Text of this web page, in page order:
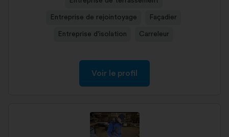
Entreprise de rejointoyage Façadier
Entreprise d'isolation Carreleur
Voir le profil